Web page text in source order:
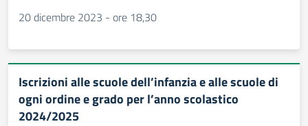
20 dicembre 2023 - ore 18,30
Iscrizioni alle scuole dell’infanzia e alle scuole di
ogni ordine e grado per l’anno scolastico
2024/2025